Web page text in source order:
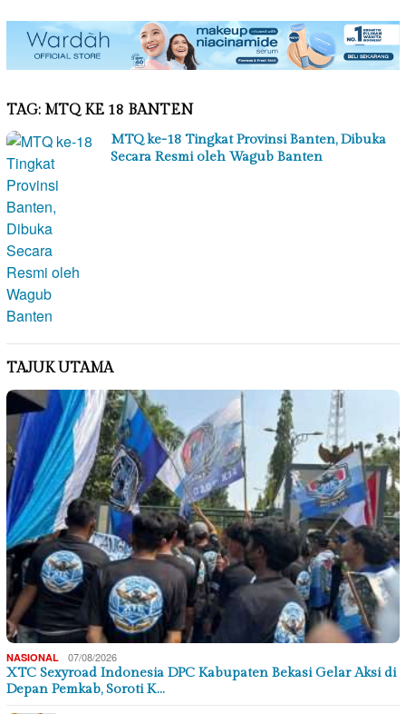
TAG: MTQ KE 18 BANTEN
MTQ ke-18 Tingkat Provinsi Banten, Dibuka
Secara Resmi oleh Wagub Banten
TAJUK UTAMA
NASIONAL 07/08/2026
XTC Sexyroad Indonesia DPC Kabupaten Bekasi Gelar Aksi di
Depan Pemkab, Soroti K…